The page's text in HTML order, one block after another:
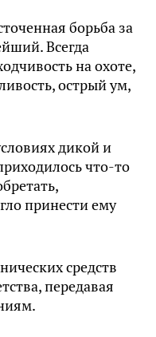
борьба за
Всегда
на охоте,
острый ум,
дикой и
что-то
принести ему
средств
передавая